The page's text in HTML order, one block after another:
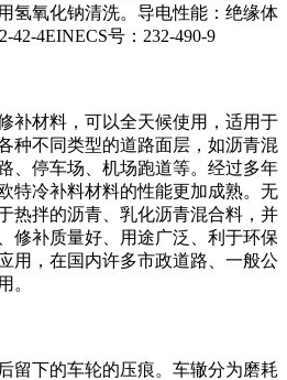
氢氧化钠清洗。导电性能：绝缘体
42-4EINECS号：232-490-9
补材料，可以全天候使用，适用于
种不同类型的道路面层，如沥青混
、停车场、机场跑道等。经过多年
特冷补料材料的性能更加成熟。无
热拌的沥青、乳化沥青混合料，并
修补质量好、用途广泛、利于环保
用，在国内许多市政道路、一般公
。
留下的车轮的压痕。车辙分为磨耗